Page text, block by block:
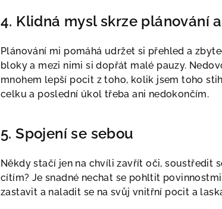
4. Klidná mysl skrze plánování
Plánování mi pomáhá udržet si přehled a
bloky a mezi nimi si dopřát malé pauzy.
mnohem lepší pocit z toho, kolik jsem toho
celku a poslední úkol třeba ani nedokončím.
5. Spojení se sebou
Někdy stačí jen na chvíli zavřít oči, soustředit
cítím? Je snadné nechat se pohltit
zastavit a naladit se na svůj vnitřní pocit a